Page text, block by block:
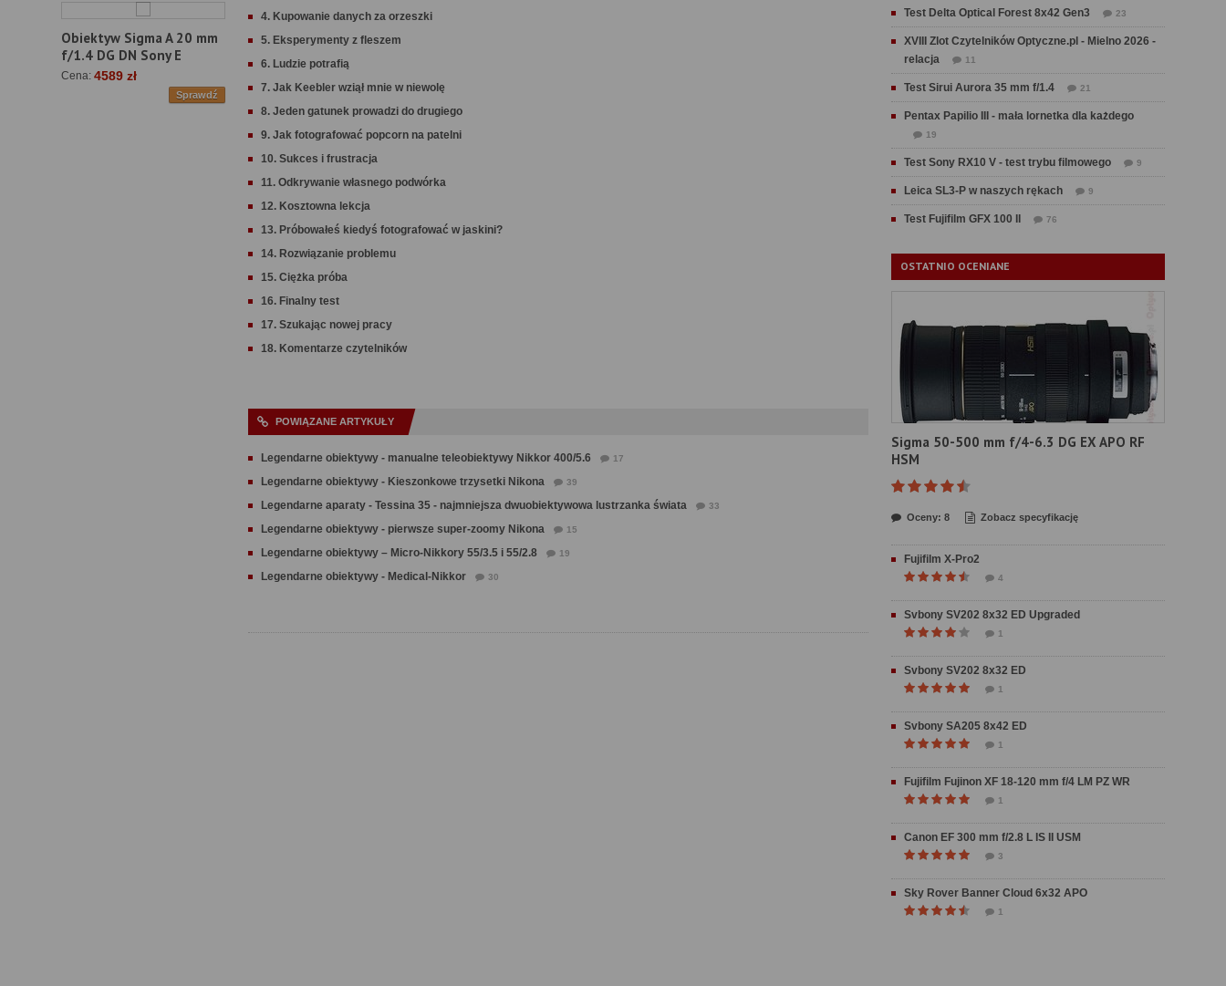
Obiektyw Sigma A 20 mm
f/1.4 DG DN Sony E
Cena: 4589 zł
Sprawdź
4. Kupowanie danych za orzeszki
5. Eksperymenty z fleszem
6. Ludzie potrafią
7. Jak Keebler wziął mnie w niewolę
8. Jeden gatunek prowadzi do drugiego
9. Jak fotografować popcorn na patelni
10. Sukces i frustracja
11. Odkrywanie własnego podwórka
12. Kosztowna lekcja
13. Próbowałeś kiedyś fotografować w jaskini?
14. Rozwiązanie problemu
15. Ciężka próba
16. Finalny test
17. Szukając nowej pracy
18. Komentarze czytelników
POWIĄZANE ARTYKUŁY
Legendarne obiektywy - manualne teleobiektywy Nikkor 400/5.6 17
Legendarne obiektywy - Kieszonkowe trzysetki Nikona 39
Legendarne aparaty - Tessina 35 - najmniejsza dwuobiektywowa lustrzanka świata 33
Legendarne obiektywy - pierwsze super-zoomy Nikona 15
Legendarne obiektywy – Micro-Nikkory 55/3.5 i 55/2.8 19
Legendarne obiektywy - Medical-Nikkor 30
Test Delta Optical Forest 8x42 Gen3 23
XVIII Zlot Czytelników Optyczne.pl - Mielno 2026 -
relacja
11
Test Sirui Aurora 35 mm f/1.4 21
Pentax Papilio III - mała lornetka dla każdego
19
Test Sony RX10 V - test trybu filmowego 9
Leica SL3-P w naszych rękach 9
Test Fujifilm GFX 100 II 76
OSTATNIO OCENIANE
Sigma 50-500 mm f/4-6.3 DG EX APO RF
HSM
Oceny: 8 Zobacz specyfikację
Fujifilm X-Pro2
4
Svbony SV202 8x32 ED Upgraded
1
Svbony SV202 8x32 ED
1
Svbony SA205 8x42 ED
1
Fujifilm Fujinon XF 18-120 mm f/4 LM PZ WR
1
Canon EF 300 mm f/2.8 L IS II USM
3
Sky Rover Banner Cloud 6x32 APO
1